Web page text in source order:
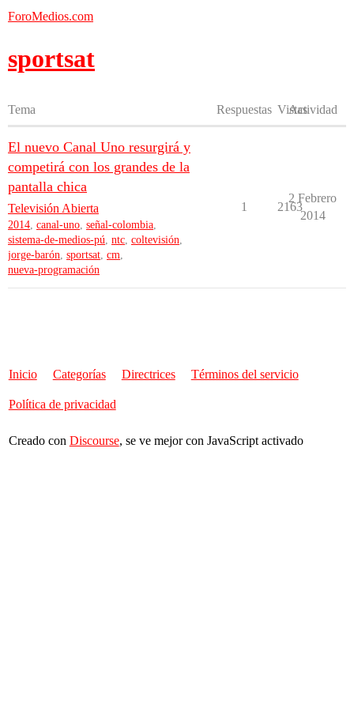
ForoMedios.com
sportsat
Tema Respuestas Vistas
Actividad
El nuevo Canal Uno resurgirá y
competirá con los grandes de la
pantalla chica
Televisión Abierta
2014, canal-uno, señal-colombia,
sistema-de-medios-pú, ntc, coltevisión,
jorge-barón, sportsat, cm,
nueva-programación
1 2163
2 Febrero
2014
Inicio Categorías Directrices Términos del servicio
Política de privacidad
Creado con Discourse, se ve mejor con JavaScript activado